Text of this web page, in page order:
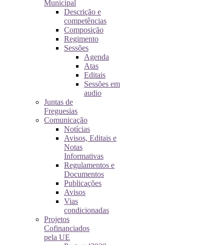
Municipal
Descrição e
competências
Composição
Regimento
Sessões
Agenda
Atas
Editais
Sessões em
audio
Juntas de
Freguesias
Comunicação
Notícias
Avisos, Editais e
Notas
Informativas
Regulamentos e
Documentos
Publicações
Avisos
Vias
condicionadas
Projetos
Cofinanciados
pela UE